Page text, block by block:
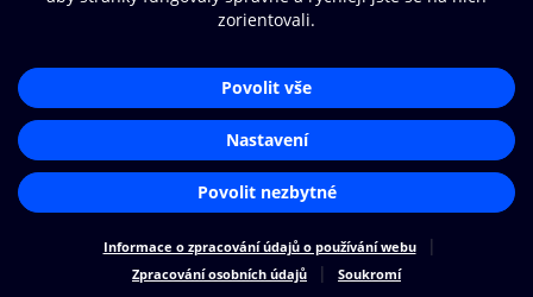
Přístupnost
Cookies
Nastavení cookies
Aplikace O2 Knihovna
Čti a poslouchej své e-knihy a
audioknihy rychleji a pohodlněji.